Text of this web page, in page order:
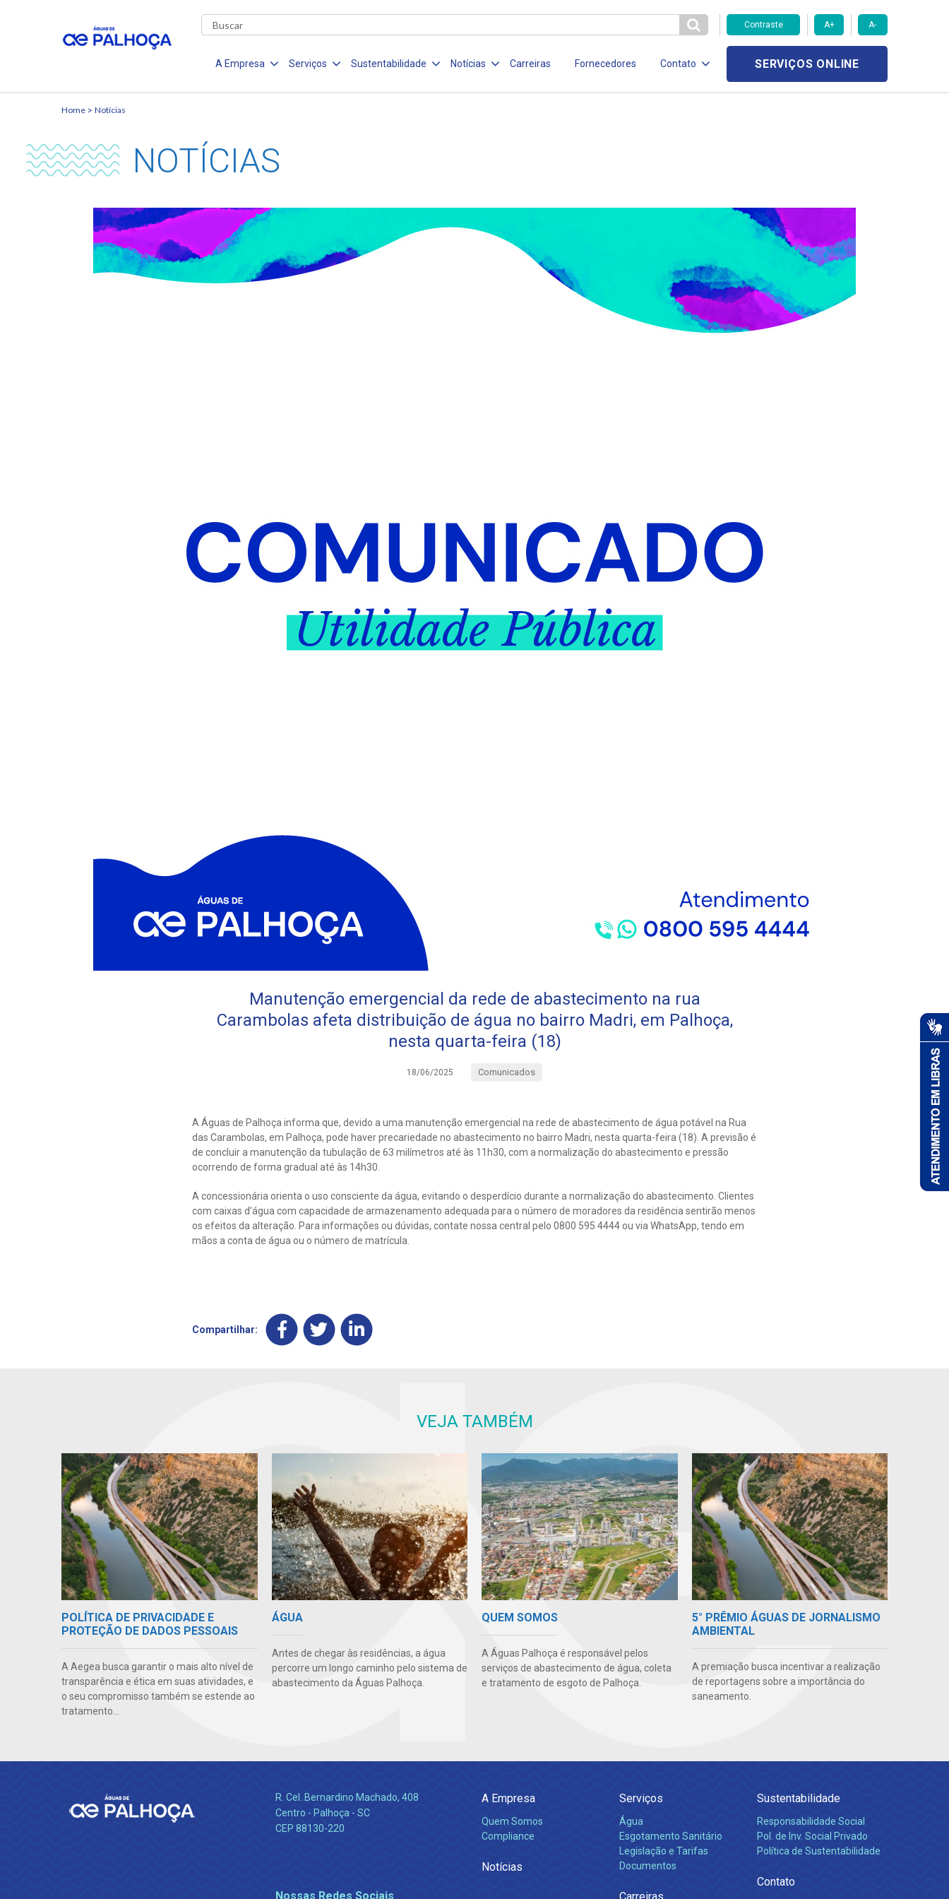
Contraste A+ A-
A Empresa Serviços Sustentabilidade Notícias Carreiras Fornecedores Contato SERVIÇOS ONLINE
Home Notícias
NOTÍCIAS
Manutenção emergencial da rede de abastecimento na rua
Carambolas afeta distribuição de água no bairro Madri, em Palhoça,
nesta quarta-feira (18)
18/06/2025 Comunicados
A Águas de Palhoça informa que, devido a uma manutenção emergencial na rede de abastecimento de água potável na Rua
das Carambolas, em Palhoça, pode haver precariedade no abastecimento no bairro Madri, nesta quarta-feira (18). A previsão é
de concluir a manutenção da tubulação de 63 milímetros até às 11h30, com a normalização do abastecimento e pressão
ocorrendo de forma gradual até às 14h30.
A concessionária orienta o uso consciente da água, evitando o desperdício durante a normalização do abastecimento. Clientes
com caixas d’água com capacidade de armazenamento adequada para o número de moradores da residência sentirão menos
os efeitos da alteração. Para informações ou dúvidas, contate nossa central pelo 0800 595 4444 ou via WhatsApp, tendo em
mãos a conta de água ou o número de matrícula.
Compartilhar:
VEJA TAMBÉM
POLÍTICA DE PRIVACIDADE E
PROTEÇÃO DE DADOS PESSOAIS
A Aegea busca garantir o mais alto nível de
transparência e ética em suas atividades, e
o seu compromisso também se estende ao
tratamento...
ÁGUA
Antes de chegar às residências, a água
percorre um longo caminho pelo sistema de
abastecimento da Águas Palhoça.
QUEM SOMOS
A Águas Palhoça é responsável pelos
serviços de abastecimento de água, coleta
e tratamento de esgoto de Palhoça.
5° PRÊMIO ÁGUAS DE JORNALISMO
AMBIENTAL
A premiação busca incentivar a realização
de reportagens sobre a importância do
saneamento.
R. Cel. Bernardino Machado, 408
Centro - Palhoça - SC
CEP 88130-220
Nossas Redes Sociais
A Empresa
Quem Somos
Compliance
Notícias
Serviços
Água
Esgotamento Sanitário
Legislação e Tarifas
Documentos
Sustentabilidade
Responsabilidade Social
Pol. de Inv. Social Privado
Política de Sustentabilidade
Contato